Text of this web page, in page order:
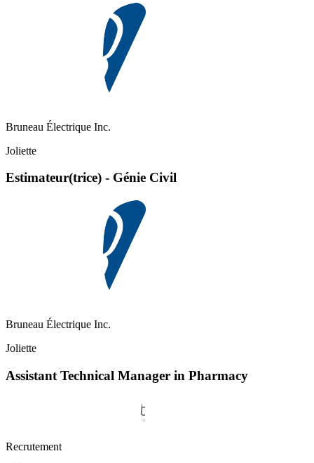
Bruneau Électrique Inc.
Joliette
Estimateur(trice) - Génie Civil
Bruneau Électrique Inc.
Joliette
Assistant Technical Manager in Pharmacy
Recrutement